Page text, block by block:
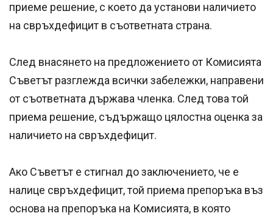
приеме решение, с което да установи наличието
на свръхдефицит в съответната страна.
След внасянето на предложението от Комисията
Съветът разглежда всички забележки, направени
от съответната държава членка. След това той
приема решение, съдържащо цялостна оценка за
наличието на свръхдефицит.
Ако Съветът е стигнал до заключението, че е
налице свръхдефицит, той приема препоръка въз
основа на препоръка на Комисията, в която